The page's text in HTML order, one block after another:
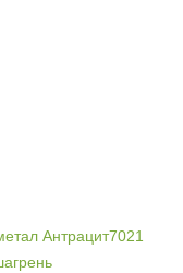
Антрацит7021